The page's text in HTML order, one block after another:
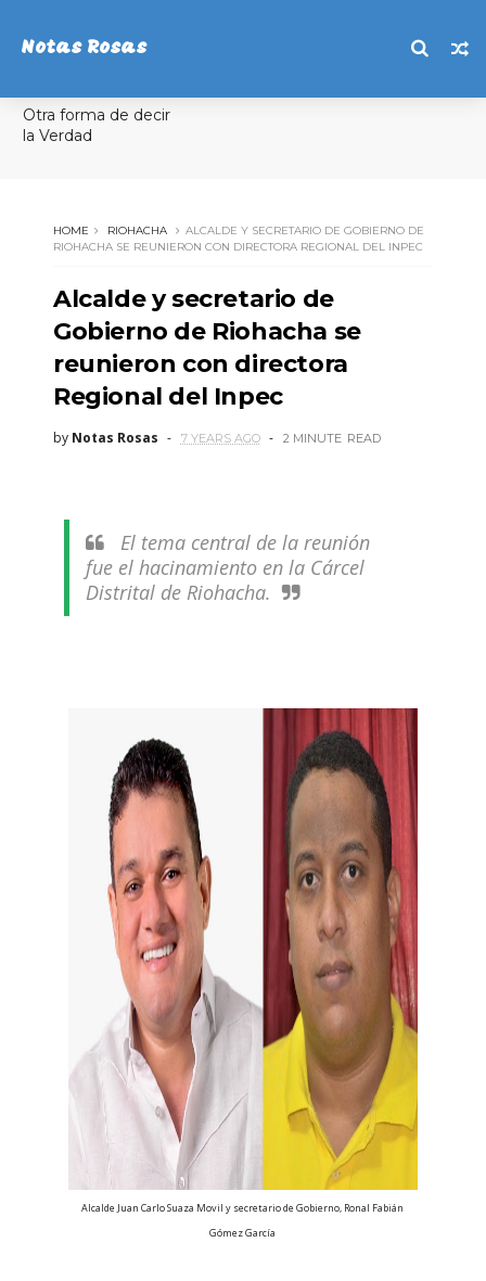
Notas Rosas
Otra forma de decir
la Verdad
HOME RIOHACHA
ALCALDE Y SECRETARIO DE GOBIERNO DE
RIOHACHA SE REUNIERON CON DIRECTORA REGIONAL DEL INPEC
Alcalde y secretario de
Gobierno de Riohacha se
reunieron con directora
Regional del Inpec
by Notas Rosas 7 YEARS AGO 2 MINUTE READ
El tema central de la reunión
fue el hacinamiento en la Cárcel
Distrital de Riohacha.
Alcalde Juan Carlo Suaza Movil y secretario de Gobierno, Ronal Fabián
Gómez García